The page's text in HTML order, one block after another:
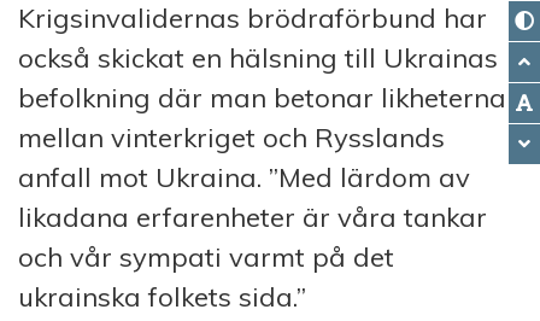
Krigs­invalidernas brödra­förbund har
också skickat en hälsning till Ukrainas
be­folk­ning där man betonar lik­heterna
mellan vinter­kriget och Rysslands
anfall mot Ukraina. ”Med lärdom av
likadana erfarenheter är våra tankar
och vår sympati varmt på det
ukrainska folk­ets sida.”